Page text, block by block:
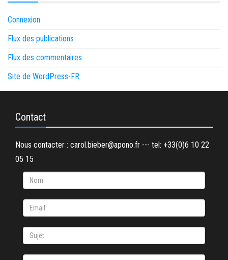
Connexion
Flux des publications
Flux des commentaires
Site de WordPress-FR
Contact
Nous contacter : carol.bieber@apono.fr --- tel: +33(0)6 10 22
05 15